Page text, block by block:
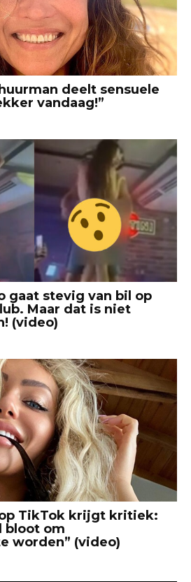
deelt sensuele
vandaag!”
gaat stevig van bil op
Maar dat is niet
(video)
op TikTok krijgt kritiek:
bloot om
worden” (video)